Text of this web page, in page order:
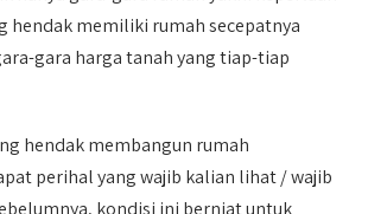
hendak memiliki rumah secepatnya
gara harga tanah yang tiap-tiap
hendak membangun rumah
perihal yang wajib kalian lihat / wajib
kondisi ini berniat untuk